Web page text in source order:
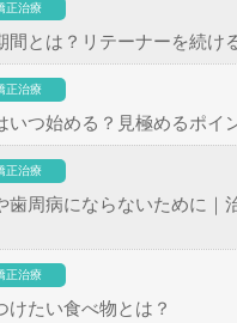
正治療
間とは？リテーナーを続け
正治療
いつ始める？見極めるポイ
正治療
歯周病にならないために｜
正治療
けたい食べ物とは？